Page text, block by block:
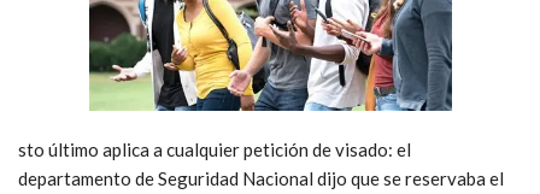
sto último aplica a cualquier petición de visado: el
departamento de Seguridad Nacional dijo que se reservaba el